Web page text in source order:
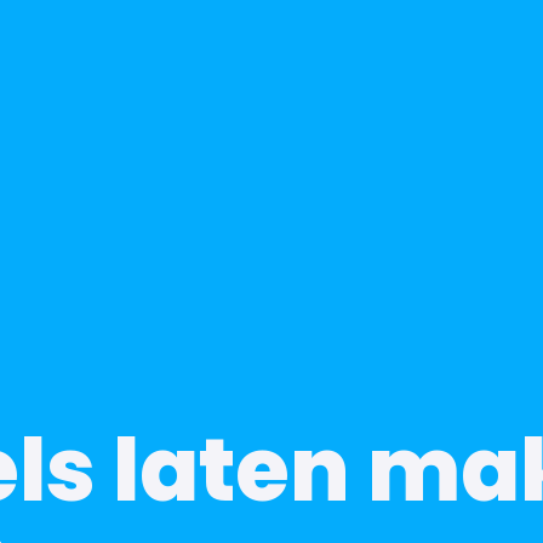
laten